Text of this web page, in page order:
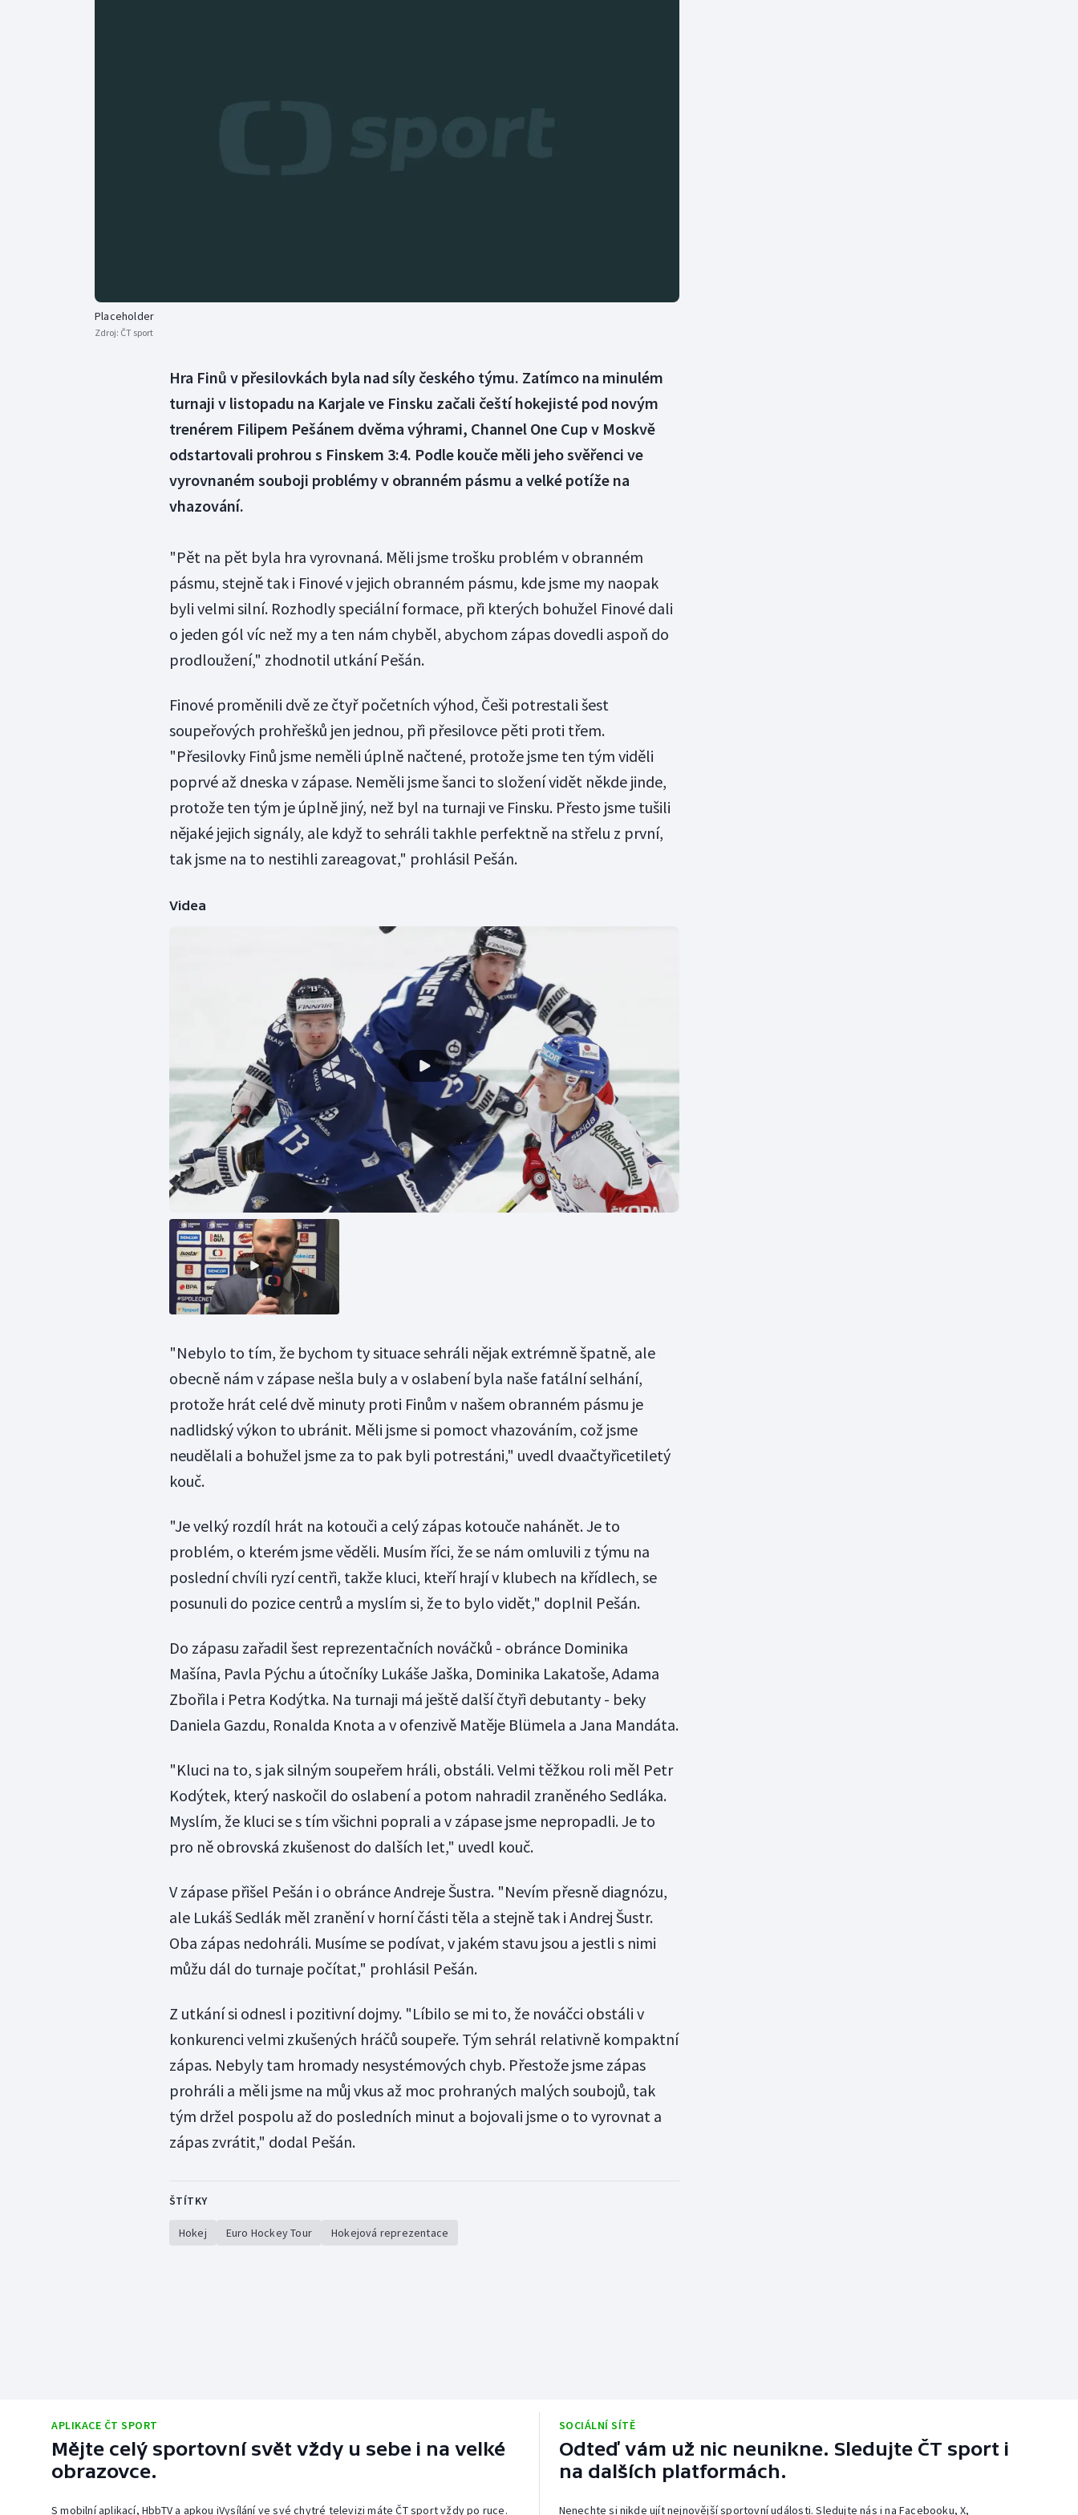
Parasport
Placeholder
Zdroj: ČT sport
Hra Finů v přesilovkách byla nad síly českého týmu. Zatímco na minulém
turnaji v listopadu na Karjale ve Finsku začali čeští hokejisté pod novým
trenérem Filipem Pešánem dvěma výhrami, Channel One Cup v Moskvě
odstartovali prohrou s Finskem 3:4. Podle kouče měli jeho svěřenci ve
vyrovnaném souboji problémy v obranném pásmu a velké potíže na
vhazování.
"Pět na pět byla hra vyrovnaná. Měli jsme trošku problém v obranném
pásmu, stejně tak i Finové v jejich obranném pásmu, kde jsme my naopak
byli velmi silní. Rozhodly speciální formace, při kterých bohužel Finové dali
o jeden gól víc než my a ten nám chyběl, abychom zápas dovedli aspoň do
prodloužení," zhodnotil utkání Pešán.
Finové proměnili dvě ze čtyř početních výhod, Češi potrestali šest
soupeřových prohřešků jen jednou, při přesilovce pěti proti třem.
"Přesilovky Finů jsme neměli úplně načtené, protože jsme ten tým viděli
poprvé až dneska v zápase. Neměli jsme šanci to složení vidět někde jinde,
protože ten tým je úplně jiný, než byl na turnaji ve Finsku. Přesto jsme tušili
nějaké jejich signály, ale když to sehráli takhle perfektně na střelu z první,
tak jsme na to nestihli zareagovat," prohlásil Pešán.
Videa
"Nebylo to tím, že bychom ty situace sehráli nějak extrémně špatně, ale
obecně nám v zápase nešla buly a v oslabení byla naše fatální selhání,
protože hrát celé dvě minuty proti Finům v našem obranném pásmu je
nadlidský výkon to ubránit. Měli jsme si pomoct vhazováním, což jsme
neudělali a bohužel jsme za to pak byli potrestáni," uvedl dvaačtyřicetiletý
kouč.
"Je velký rozdíl hrát na kotouči a celý zápas kotouče nahánět. Je to
problém, o kterém jsme věděli. Musím říci, že se nám omluvili z týmu na
poslední chvíli ryzí centři, takže kluci, kteří hrají v klubech na křídlech, se
posunuli do pozice centrů a myslím si, že to bylo vidět," doplnil Pešán.
Do zápasu zařadil šest reprezentačních nováčků - obránce Dominika
Mašína, Pavla Pýchu a útočníky Lukáše Jaška, Dominika Lakatoše, Adama
Zbořila i Petra Kodýtka. Na turnaji má ještě další čtyři debutanty - beky
Daniela Gazdu, Ronalda Knota a v ofenzivě Matěje Blümela a Jana Mandáta.
"Kluci na to, s jak silným soupeřem hráli, obstáli. Velmi těžkou roli měl Petr
Kodýtek, který naskočil do oslabení a potom nahradil zraněného Sedláka.
Myslím, že kluci se s tím všichni poprali a v zápase jsme nepropadli. Je to
pro ně obrovská zkušenost do dalších let," uvedl kouč.
V zápase přišel Pešán i o obránce Andreje Šustra. "Nevím přesně diagnózu,
ale Lukáš Sedlák měl zranění v horní části těla a stejně tak i Andrej Šustr.
Oba zápas nedohráli. Musíme se podívat, v jakém stavu jsou a jestli s nimi
můžu dál do turnaje počítat," prohlásil Pešán.
Z utkání si odnesl i pozitivní dojmy. "Líbilo se mi to, že nováčci obstáli v
konkurenci velmi zkušených hráčů soupeře. Tým sehrál relativně kompaktní
zápas. Nebyly tam hromady nesystémových chyb. Přestože jsme zápas
prohráli a měli jsme na můj vkus až moc prohraných malých soubojů, tak
tým držel pospolu až do posledních minut a bojovali jsme o to vyrovnat a
zápas zvrátit," dodal Pešán.
ŠTÍTKY
Hokej Euro Hockey Tour Hokejová reprezentace
APLIKACE ČT SPORT
Mějte celý sportovní svět vždy u sebe i na velké
obrazovce.
S mobilní aplikací, HbbTV a apkou iVysílání ve své chytré televizi máte ČT sport vždy po ruce.
SOCIÁLNÍ SÍTĚ
Odteď vám už nic neunikne. Sledujte ČT sport i
na dalších platformách.
Nenechte si nikde ujít nejnovější sportovní události. Sledujte nás i na Facebooku, X,